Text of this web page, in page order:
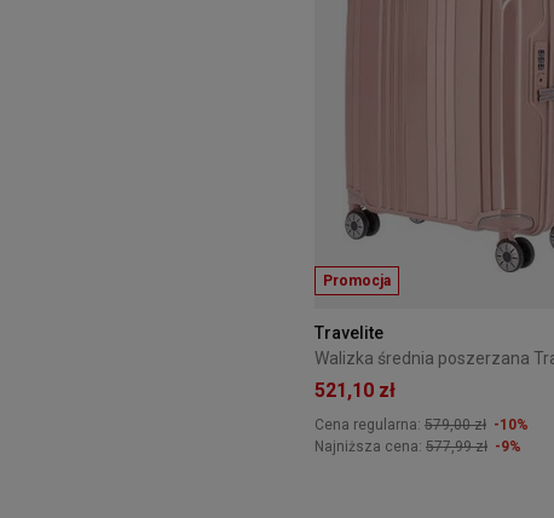
Promocja
Travelite
521,10 zł
Cena regularna: 579,00 zł -10%
Najniższa cena: 577,99 zł -9%